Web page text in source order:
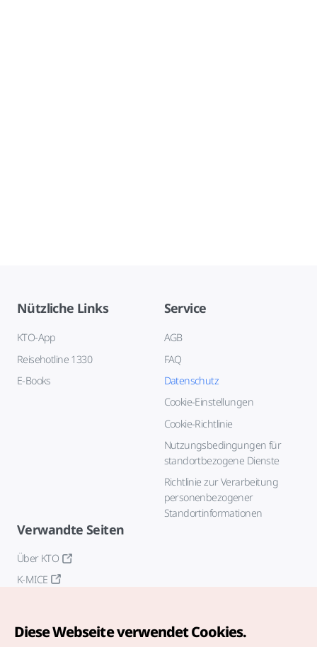
Nützliche Links
KTO-App
Reisehotline 1330
E-Books
Service
AGB
FAQ
Datenschutz
Cookie-Einstellungen
Cookie-Richtlinie
Nutzungsbedingungen für
standortbezogene Dienste
Richtlinie zur Verarbeitung
personenbezogener
Standortinformationen
Verwandte Seiten
Über KTO
K-MICE
Diese Webseite verwendet Cookies.